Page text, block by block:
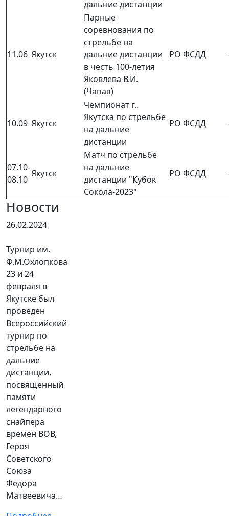
дальние дистанции
11.06 Якутск
Парные
соревнования по
стрельбе на
дальние дистанции
в честь 100-летия
Яковлева В.И.
(Чапая)
РО ФСДД
10.09 Якутск
Чемпионат г..
Якутска по стрельбе
на дальние
дистанции
РО ФСДД
07.10-
08.10
Якутск
Матч по стрельбе
на дальние
дистанции "Кубок
Сокола-2023"
РО ФСДД
Новости
26.02.2024
Турнир им.
Ф.М.Охлопкова
23 и 24
февраля в
Якутске был
проведен
Всероссийский
турнир по
стрельбе на
дальние
дистанции,
посвященный
памяти
легендарного
снайпера
времен ВОВ,
Героя
Советского
Союза
Федора
Матвеевича…